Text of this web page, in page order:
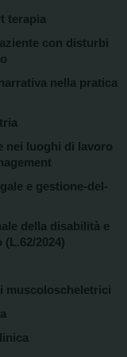
terapia
con disturbi
nella pratica
nei luoghi di lavoro
e gestione-del-
della disabilità e
2024)
muscoloscheletrici